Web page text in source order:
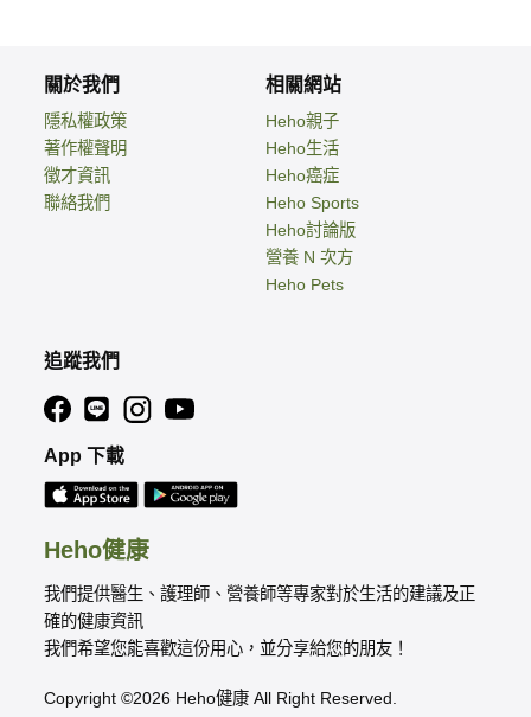
Heho健康
我們提供醫生、護理師、營養師等專家對於生活的建議及正
確的健康資訊
我們希望您能喜歡這份用心，並分享給您的朋友！
Copyright ©2026 Heho健康 All Right Reserved.
關於我們
隱私權政策
著作權聲明
徵才資訊
聯絡我們
相關網站
Heho親子
Heho生活
Heho癌症
Heho Sports
Heho討論版
營養 N 次方
Heho Pets
追蹤我們
App 下載